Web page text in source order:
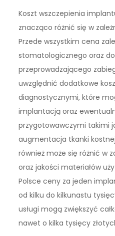
Koszt wszczepienia
znacząco różnić się w
Przede wszystkim cena
stomatologicznego oraz
przeprowadzającego
uwzględnić dodatkowe
diagnostycznymi, które
implantacją oraz
przygotowawczymi takimi
augmentacja tkanki
również może się różnić w
oraz jakości materiałów
Polsce ceny za jeden
od kilku do kilkunastu
usługi mogą zwiększyć
nawet o kilka tysięcy